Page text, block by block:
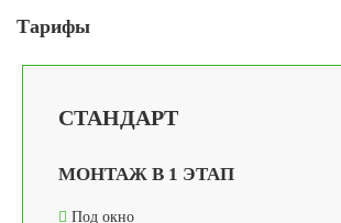
Тарифы
CТАНДАРТ
МОНТАЖ В 1 ЭТАП
Под окно